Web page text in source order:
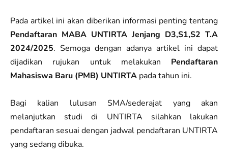
Pada artikel ini akan diberikan informasi penting tentang
Pendaftaran MABA UNTIRTA Jenjang D3,S1,S2 T.A
2024/2025. Semoga dengan adanya artikel ini dapat
dijadikan rujukan untuk melakukan Pendaftaran
Mahasiswa Baru (PMB) UNTIRTA pada tahun ini.
Bagi kalian lulusan SMA/sederajat yang akan
melanjutkan studi di UNTIRTA silahkan lakukan
pendaftaran sesuai dengan jadwal pendaftaran UNTIRTA
yang sedang dibuka.